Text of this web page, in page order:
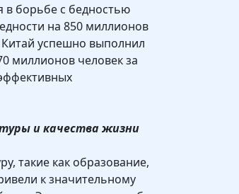
борьбе с бедностью
на 850 миллионов
Китай успешно выполнил
миллионов человек за
и качества жизни
такие как образование,
к значительному